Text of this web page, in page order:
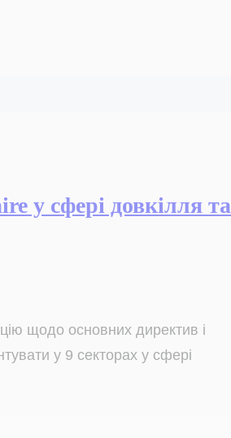
у сфері довкілля та
щодо основних директив і
у 9 секторах у сфері